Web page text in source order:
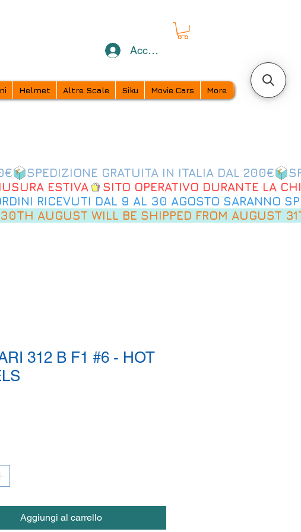
Accedi
Helmet Altre Scale Siku Movie Cars More
AUGUST WILL BE SHIPPED FROM AUGUST
312 B F1 #6 - HOT
Aggiungi al carrello